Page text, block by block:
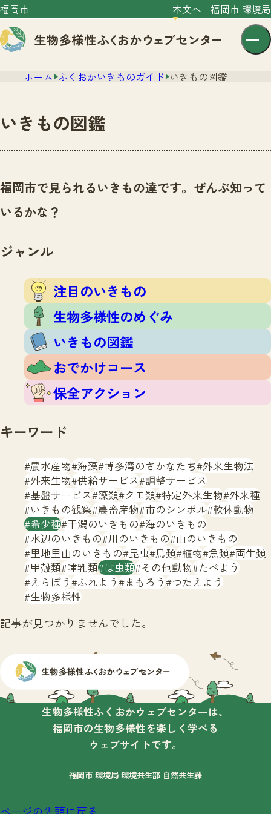
福岡市 本文へ 福岡市 環境局
文字サイズ 小 中 大
センター紹介
センター紹介TOP
サイトポリシー
ニュース
いきものガイド
注目のいきもの
生物多様性のめぐみ
いきもの図鑑
おでかけコース
保全アクション
イベント
いきもの調査隊
調査レポート
調査レポートTOP
調査結果
ふくおかいきものマップ
マッチング
マッチングTOP
掲載申し込みフォーム
お問合せ
生物多様性ふくおかウェブセンターとは
サイトマップ
ホーム ふくおかいきものガイド いきもの図鑑
いきもの図鑑
福岡市で見られるいきもの達です。ぜんぶ知って
いるかな？
ジャンル
注目のいきもの
生物多様性のめぐみ
いきもの図鑑
おでかけコース
保全アクション
キーワード
農水産物 海藻 博多湾のさかなたち 外来生物法
外来生物 供給サービス 調整サービス
基盤サービス 藻類 クモ類 特定外来生物 外来種
いきもの観察 農畜産物 市のシンボル 軟体動物
希少種 干潟のいきもの 海のいきもの
水辺のいきもの 川のいきもの 山のいきもの
里地里山のいきもの 昆虫 鳥類 植物 魚類 両生類
甲殻類 哺乳類 は虫類 その他動物 たべよう
えらぼう ふれよう まもろう つたえよう
生物多様性
記事が見つかりませんでした。
生物多様性ふくおかウェブセンターは、
福岡市の生物多様性を楽しく学べる
ウェブサイトです。
福岡市 環境局 環境共生部 自然共生課